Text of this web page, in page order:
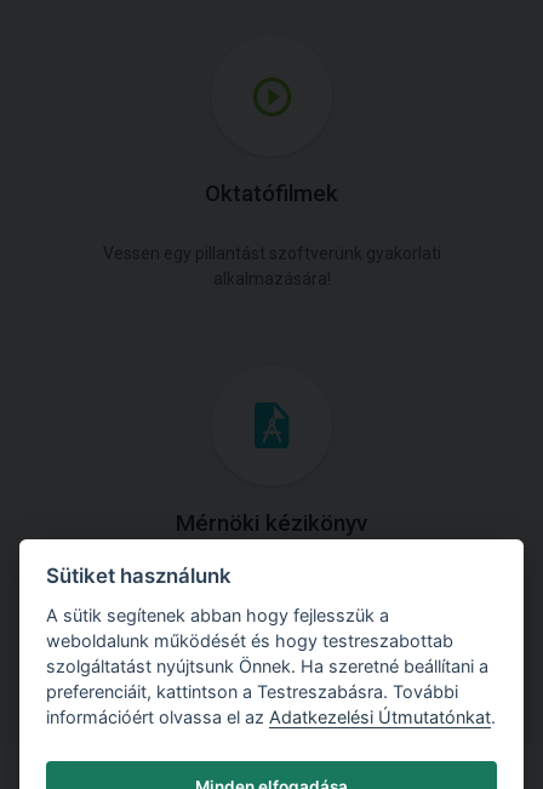
Oktatófilmek
Mérnöki kézikönyv
Töltse le útmutatónkat az összes elméleti anyaggal és
gyakorlati példával!
Sütiket használunk
A sütik segítenek abban hogy fejlesszük a
weboldalunk működését és hogy testreszabottab
szolgáltatást nyújtsunk Önnek. Ha szeretné beállítani a
preferenciáit, kattintson a Testreszabásra. További
információért olvassa el az Adatkezelési Útmutatónkat.